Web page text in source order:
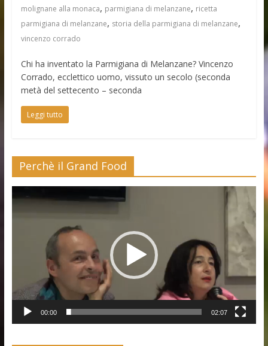
molignane alla monaca, parmigiana di melanzane, ricetta
parmigiana di melanzane, storia della parmigiana di melanzane,
vincenzo corrado
Chi ha inventato la Parmigiana di Melanzane? Vincenzo
Corrado, ecclettico uomo, vissuto un secolo (seconda
metà del settecento – seconda
Leggi tutto
Perchè il Grand Food
00:00 02:07